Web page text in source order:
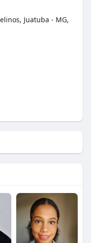
Juatuba - MG,